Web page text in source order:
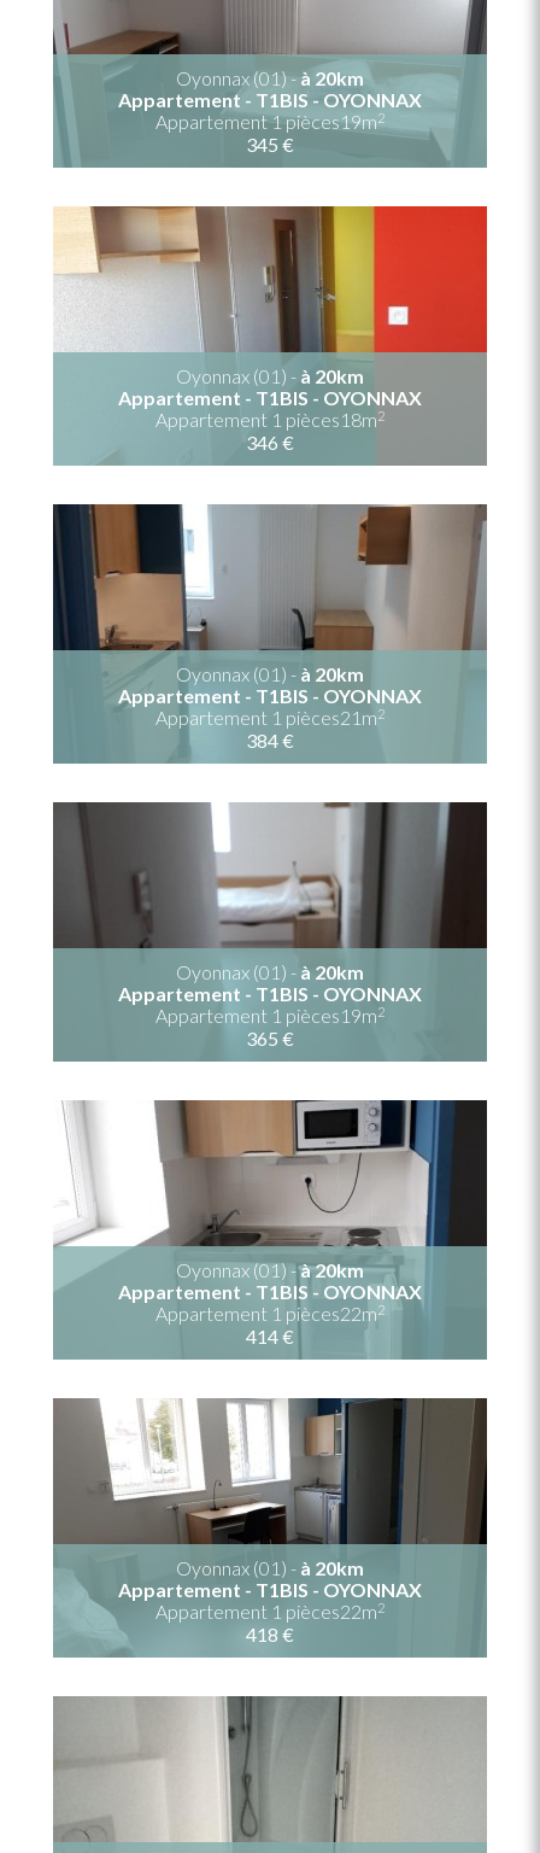
Oyonnax (01) - à 20km
Appartement - T1BIS - OYONNAX
Appartement 1 pièces19m2
345 €
Oyonnax (01) - à 20km
Appartement - T1BIS - OYONNAX
Appartement 1 pièces18m2
346 €
Oyonnax (01) - à 20km
Appartement - T1BIS - OYONNAX
Appartement 1 pièces21m2
384 €
Oyonnax (01) - à 20km
Appartement - T1BIS - OYONNAX
Appartement 1 pièces19m2
365 €
Oyonnax (01) -à 20km
Appartement - T1BIS - OYONNAX
Appartement 1 pièces22m2
414 €
Oyonnax (01) - à 20km
Appartement - T1BIS - OYONNAX
Appartement 1 pièces22m2
418 €